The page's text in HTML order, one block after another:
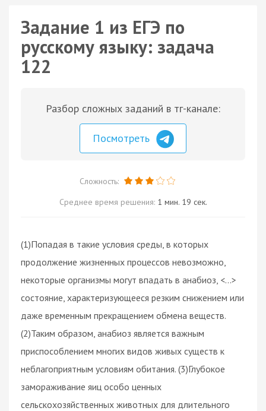
Задание 1 из ЕГЭ по
русскому языку: задача
122
Разбор сложных заданий в тг-канале:
Посмотреть
Сложность:
Среднее время решения: 1 мин. 19 сек.
(1)Попадая в такие условия среды, в которых
продолжение жизненных процессов невозможно,
некоторые организмы могут впадать в анабиоз, <…>
состояние, характеризующееся резким снижением или
даже временным прекращением обмена веществ.
(2)Таким образом, анабиоз является важным
приспособлением многих видов живых существ к
неблагоприятным условиям обитания. (3)Глубокое
замораживание яиц особо ценных
сельскохозяйственных животных для длительного